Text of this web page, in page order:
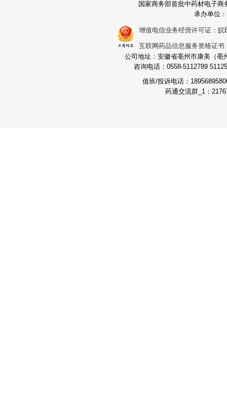
国家商务部首批中药材电子
承办单位
增值电信业务经营许可证：皖
互联网药品信息服务资格证
公司地址：安徽省亳州市康美（
咨询电话：0558-5112789
值班/投诉电话：
药通交流群_1：